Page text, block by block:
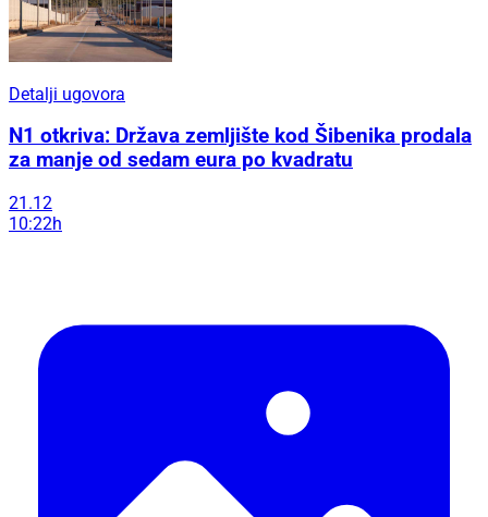
Detalji ugovora
N1 otkriva: Država zemljište kod Šibenika prodala
za manje od sedam eura po kvadratu
21.12
10:22h